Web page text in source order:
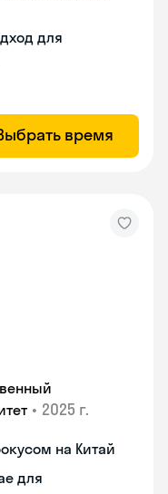
для
время
• 2025 г.
на Китай
для